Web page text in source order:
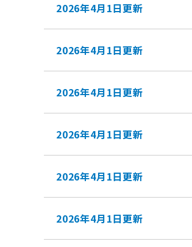
2026年4月1日更新
2026年4月1日更新
2026年4月1日更新
2026年4月1日更新
2026年4月1日更新
2026年4月1日更新